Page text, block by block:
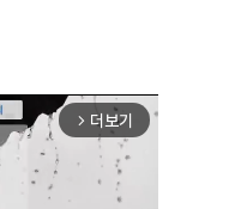
arrow_forward_ios 더보기